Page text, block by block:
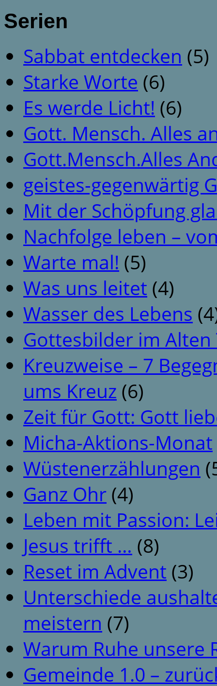
Serien
Sabbat entdecken (5)
Starke Worte (6)
Es werde Licht! (6)
Gott. Mensch. Alles
Gott.Mensch.Alles
geistes-gegenwärtig
Mit der Schöpfung
Nachfolge leben –
Warte mal! (5)
Was uns leitet (4)
Wasser des Lebens
Gottesbilder im
Kreuzweise – 7
ums Kreuz (6)
Zeit für Gott: Gott
Micha-Aktions-Monat
Wüstenerzählungen
Ganz Ohr (4)
Leben mit Passion:
Jesus trifft … (8)
Reset im Advent (3)
Unterschiede
meistern (7)
Warum Ruhe unsere
Gemeinde 1.0 –